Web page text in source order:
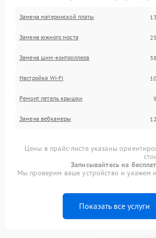
Замена материнской платы
Замена южного моста
Замена шим-контроллера
Настройка Wi-Fi
Ремонт петель крышки
Замена вебкамеры
Цены в прайс-листе указаны
Записывайтесь на
Мы проверим ваше устройство и укажем
Показать все услуги